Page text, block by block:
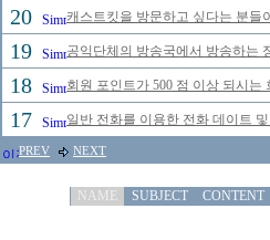
20 캐스트킷을 방문하고 싶다는 분
19 공익단체의 방송국에서 방송하는
18 회원 포인트가 500 점 이상 되시
17 일반 전화를 이용한 전화 데이트
PREV NEXT